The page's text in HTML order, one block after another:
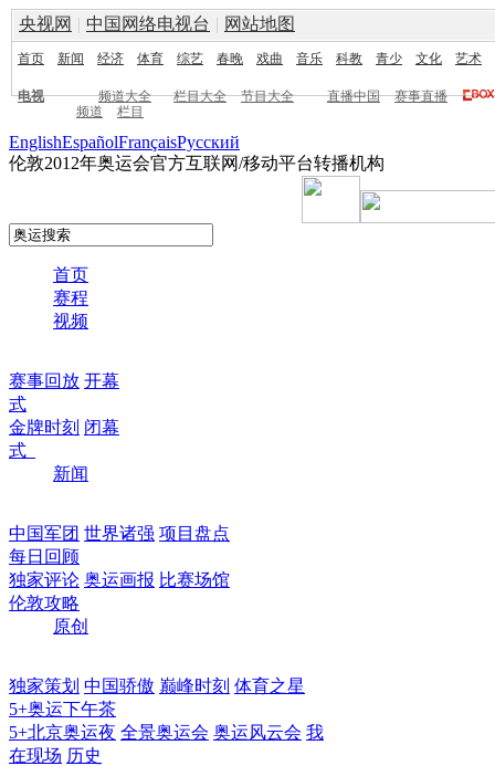
央视网 | 中国网络电视台 | 网站地图
首页 新闻 经济 体育 综艺 春晚 戏曲 音乐 科教 青少 文化 艺术
电视 频道大全 栏目大全 节目大全 直播中国
赛事直播
频道
栏目
EnglishEspañolFrançaisPусский
伦敦2012年奥运会官方互联网/移动平台转播机构
首页
赛程
视频
赛事回放 开幕
式
金牌时刻 闭幕
式
新闻
中国军团 世界诸强 项目盘点
每日回顾
独家评论 奥运画报 比赛场馆
伦敦攻略
原创
独家策划 中国骄傲 巅峰时刻 体育之星
5+奥运下午茶
5+北京奥运夜 全景奥运会 奥运风云会 我
在现场 历史